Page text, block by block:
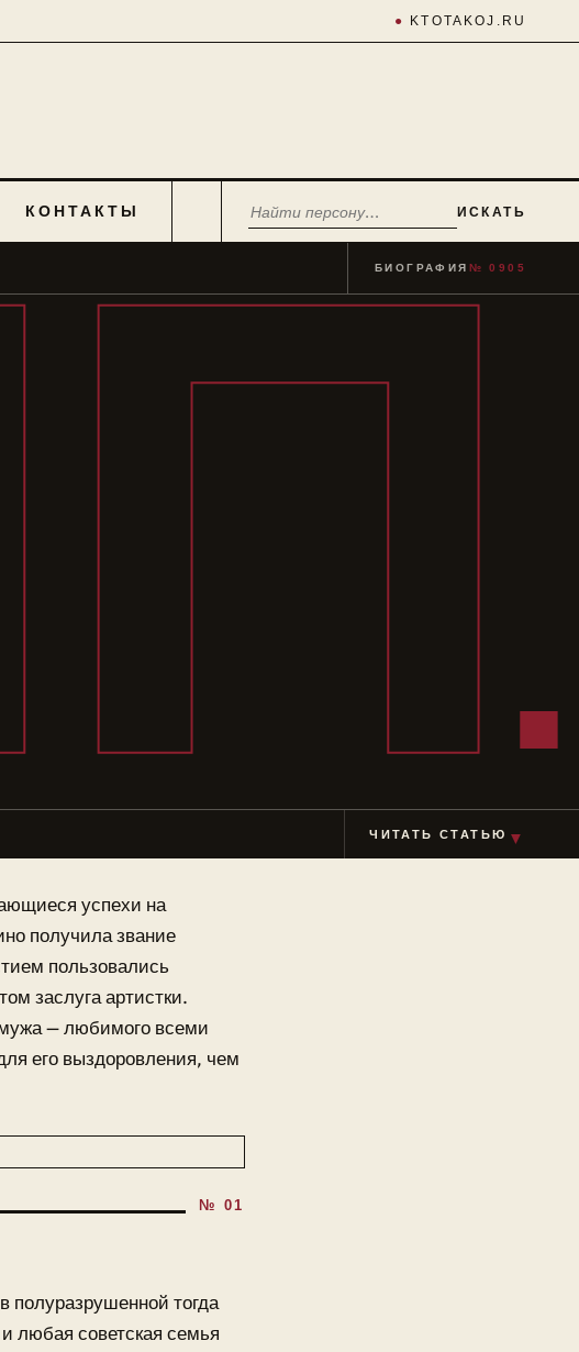
● KTOTAKOJ.RU
КОНТАКТЫ ИСКАТЬ
БИОГРАФИЯ № 0905
ЧИТАТЬ СТАТЬЮ ▼
успехи на
получила звание
пользовались
заслуга артистки.
— любимого всеми
его выздоровления, чем
полуразрушенной тогда
любая советская семья